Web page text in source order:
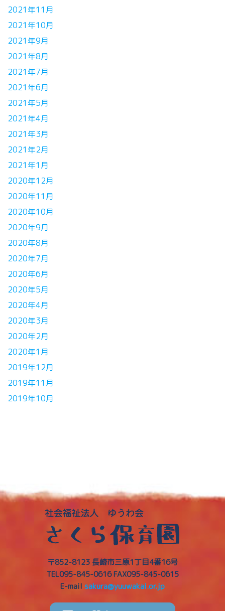
2021年11月
2021年10月
2021年9月
2021年8月
2021年7月
2021年6月
2021年5月
2021年4月
2021年3月
2021年2月
2021年1月
2020年12月
2020年11月
2020年10月
2020年9月
2020年8月
2020年7月
2020年6月
2020年5月
2020年4月
2020年3月
2020年2月
2020年1月
2019年12月
2019年11月
2019年10月
〒852-8123 長崎市三原1丁目4番16号
TEL095-845-0616FAX095-845-0615
E-mail sakura@yuuwakai.or.jp